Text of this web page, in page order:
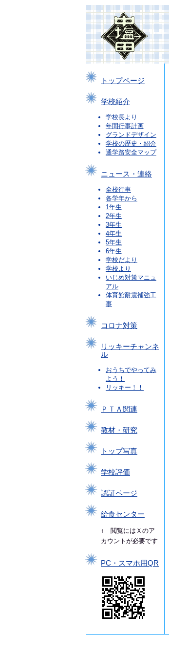
トップページ
学校紹介
学校長より
年間行事計画
グランドデザイン
学校の歴史・紹介
通学路安全マップ
ニュース・連絡
全校行事
各学年から
1年生
2年生
3年生
4年生
5年生
6年生
学校だより
学校より
いじめ対策マニュ
アル
体育館耐震補強工
事
コロナ対策
リッキーチャンネ
ル
おうちでやってみ
よう！
リッキー！！
ＰＴＡ関連
教材・研究
トップ写真
学校評価
認証ページ
給食センター
↑ 閲覧にはＸのア
カウントが必要です
PC・スマホ用QR